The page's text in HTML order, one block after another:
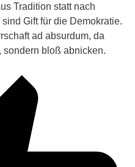
Tradition statt nach
Gift für die Demokratie.
ad absurdum, da
sondern bloß abnicken.